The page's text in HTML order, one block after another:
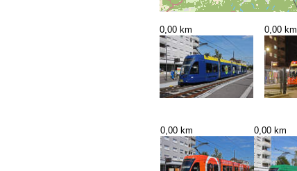
0,00 km 0,00 km
0,00 km 0,00 km